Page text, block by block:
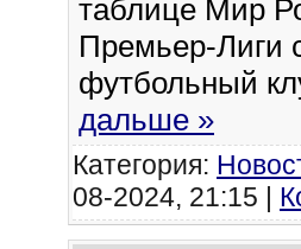
таблице Мир
Премьер-Лиги
футбольный
дальше »
Категория:
08-2024, 21:15 |